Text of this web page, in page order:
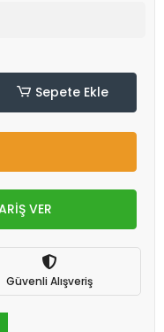
Sepete Ekle
VER
Güvenli Alışveriş